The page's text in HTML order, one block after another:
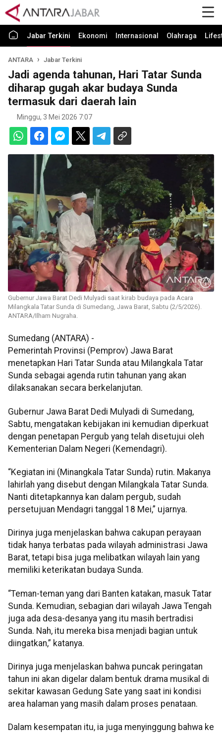
Jabar Terkini Ekonomi Internasional Olahraga
ANTARA Jabar Terkini
Jadi agenda tahunan, Hari Tatar Sunda
diharap gugah akar budaya Sunda
termasuk dari daerah lain
Minggu, 3 Mei 2026 7:07
Gubernur Jawa Barat Dedi Mulyadi saat kirab budaya pada Acara
Milangkala Tatar Sunda di Sumedang, Jawa Barat, Sabtu (2/5/2026).
ANTARA/Ilham Nugraha.
Sumedang (ANTARA) -
Pemerintah Provinsi (Pemprov) Jawa Barat
menetapkan Hari Tatar Sunda atau Milangkala Tatar
Sunda sebagai agenda rutin tahunan yang akan
dilaksanakan secara berkelanjutan.
Gubernur Jawa Barat Dedi Mulyadi di Sumedang,
Sabtu, mengatakan kebijakan ini kemudian diperkuat
dengan penetapan Pergub yang telah disetujui oleh
Kementerian Dalam Negeri (Kemendagri).
“Kegiatan ini (Minangkala Tatar Sunda) rutin. Makanya
lahirlah yang disebut dengan Milangkala Tatar Sunda.
Nanti ditetapkannya kan dalam pergub, sudah
persetujuan Mendagri tanggal 18 Mei,” ujarnya.
Dirinya juga menjelaskan bahwa cakupan perayaan
tidak hanya terbatas pada wilayah administrasi Jawa
Barat, tetapi bisa juga melibatkan wilayah lain yang
memiliki keterikatan budaya Sunda.
“Teman-teman yang dari Banten katakan, masuk Tatar
Sunda. Kemudian, sebagian dari wilayah Jawa Tengah
juga ada desa-desanya yang itu masih bertradisi
Sunda. Nah, itu mereka bisa menjadi bagian untuk
diingatkan,” katanya.
Dirinya juga menjelaskan bahwa puncak peringatan
tahun ini akan digelar dalam bentuk drama musikal di
sekitar kawasan Gedung Sate yang saat ini kondisi
area halaman yang masih dalam proses penataan.
Dalam kesempatan itu, ia juga menyinggung bahwa ke